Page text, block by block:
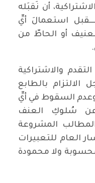
أن نَقبَله
استعمالَ أيِّ
أو الحاطّ من
والاشتراكية
الالتزام بالطابع
السقوط في أيِّ
عن سُلوكِ العنف
المشروعة
العام للتعبيرات
ولا محمودة